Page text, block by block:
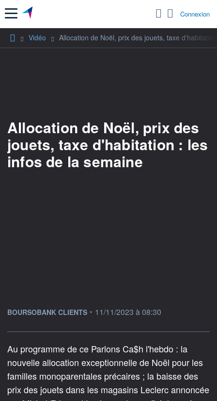
Menu Connexion
Vidéo Allocation de Noël, prix des jouets, taxe
Allocation de Noël, prix des
jouets, taxe d'habitation : les
infos de la semaine
information fournie par
BOURSOBANK CLIENTS • 11/11/2023 à 08:30
Au programme de ce Parlons Ca$h l'hebdo : la
nouvelle allocation exceptionnelle de Noël pour les
familles monoparentales précaires ; la baisse des
prix des jouets dans les magasins Leclerc annoncée